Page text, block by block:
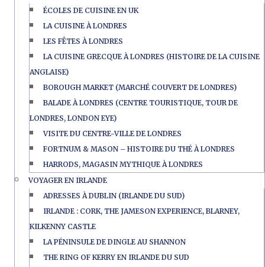
ÉCOLES DE CUISINE EN UK
LA CUISINE À LONDRES
LES FÊTES À LONDRES
LA CUISINE GRECQUE À LONDRES (HISTOIRE DE LA CUISINE
ANGLAISE)
BOROUGH MARKET (MARCHÉ COUVERT DE LONDRES)
BALADE À LONDRES (CENTRE TOURISTIQUE, TOUR DE
LONDRES, LONDON EYE)
VISITE DU CENTRE-VILLE DE LONDRES
FORTNUM & MASON – HISTOIRE DU THÉ À LONDRES
HARRODS, MAGASIN MYTHIQUE À LONDRES
VOYAGER EN IRLANDE
ADRESSES À DUBLIN (IRLANDE DU SUD)
IRLANDE : CORK, THE JAMESON EXPERIENCE, BLARNEY,
KILKENNY CASTLE
LA PÉNINSULE DE DINGLE AU SHANNON
THE RING OF KERRY EN IRLANDE DU SUD